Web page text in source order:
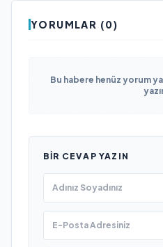
YORUMLAR (0)
Bu habere henüz yorum
BIR CEVAP YAZIN